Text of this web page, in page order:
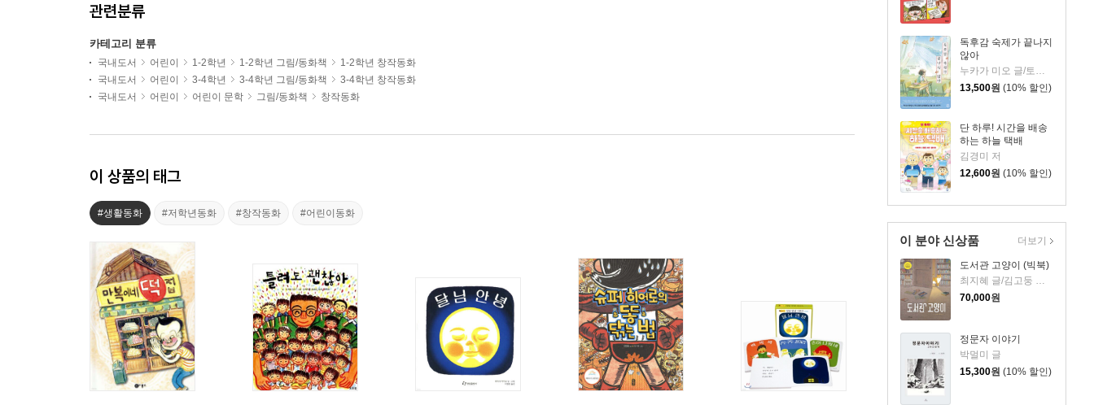
독후감 숙제가 끝나지
않아
누카가 미오 글/토티 그림/김지영 역
13,500원 (10% 할인)
단 하루! 시간을 배송
하는 하늘 택배
김경미 저
12,600원 (10% 할인)
이 분야 신상품
도서관 고양이 (빅북)
최지혜 글/김고둥 그림
70,000원
정문자 이야기
박멀미 글
15,300원 (10% 할인)
더보기
관련분류
카테고리 분류
국내도서 어린이 1-2학년 1-2학년 그림/동화책
1-2학년 창작동화
국내도서
어린이 3-4학년 3-4학년 그림/동화책
3-4학년 창작동화
국내도서
어린이 어린이 문학 그림/동화책 창작동화
이 상품의 태그
#생활동화 #저학년동화 #창작동화 #어린이동화